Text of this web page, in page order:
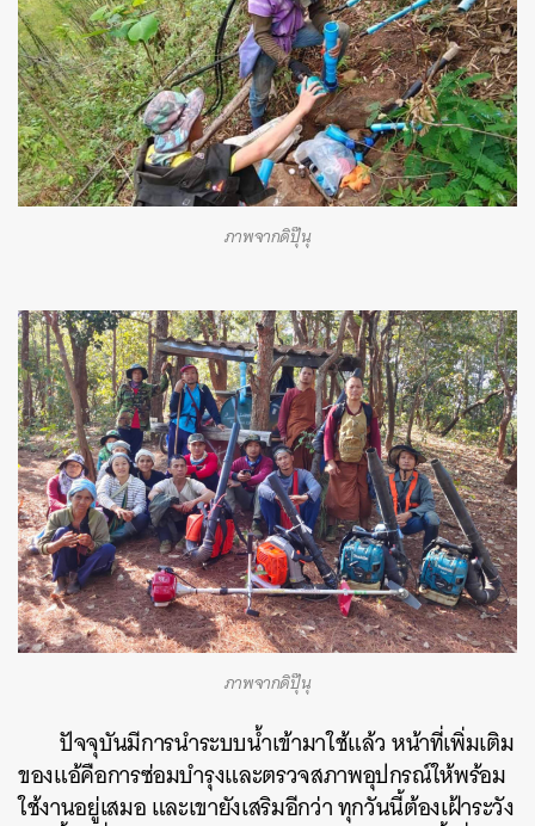
ภาพจากดิปุ๊นุ
ภาพจากดิปุ๊นุ
ปัจจุบันมีการนำระบบน้ำเข้ามาใช้แล้ว หน้าที่เพิ่มเติม
ของแอ้คือการซ่อมบำรุงและตรวจสภาพอุปกรณ์ให้พร้อม
ใช้งานอยู่เสมอ และเขายังเสริมอีกว่า ทุกวันนี้ต้องเฝ้าระวัง